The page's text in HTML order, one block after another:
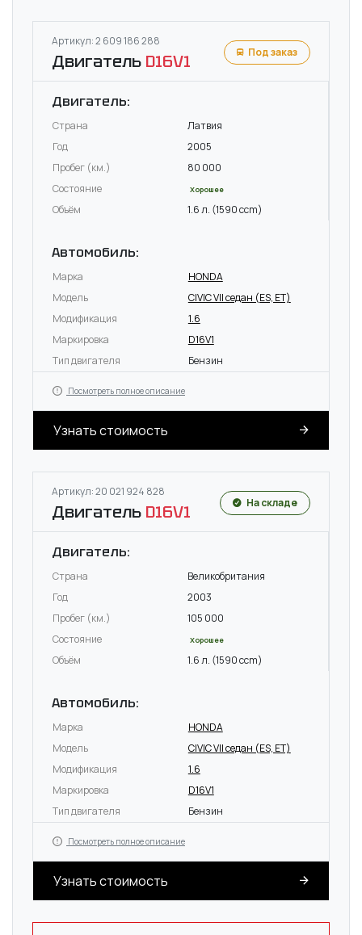
Артикул: 2 609 186 288
Двигатель D16V1 Под заказ
Двигатель:
Страна
Латвия
Год
2005
Пробег (км.)
80 000
Состояние
Хорошее
Объём 1.6 л. (1590 ccm)
Автомобиль:
Марка
HONDA
Модель
CIVIC VII седан (ES, ET)
Модификация
1.6
Маркировка
D16V1
Тип двигателя
Бензин
Посмотреть полное описание
Узнать стоимость
Артикул: 20 021 924 828
Двигатель D16V1 На складе
Двигатель:
Страна
Великобритания
Год
2003
Пробег (км.)
105 000
Состояние
Хорошее
Объём 1.6 л. (1590 ccm)
Автомобиль:
Марка
HONDA
Модель
CIVIC VII седан (ES, ET)
Модификация
1.6
Маркировка
D16V1
Тип двигателя
Бензин
Посмотреть полное описание
Узнать стоимость